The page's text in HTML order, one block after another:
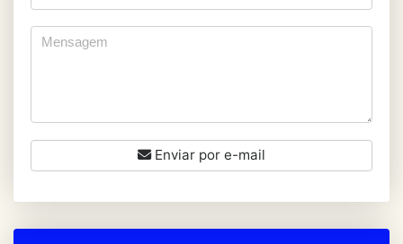
Enviar por e-mail